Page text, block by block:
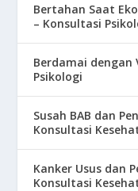
Bertahan Saat
– Konsultasi
Berdamai dengan
Psikologi
Susah BAB dan
Konsultasi
Kanker Usus dan
Konsultasi